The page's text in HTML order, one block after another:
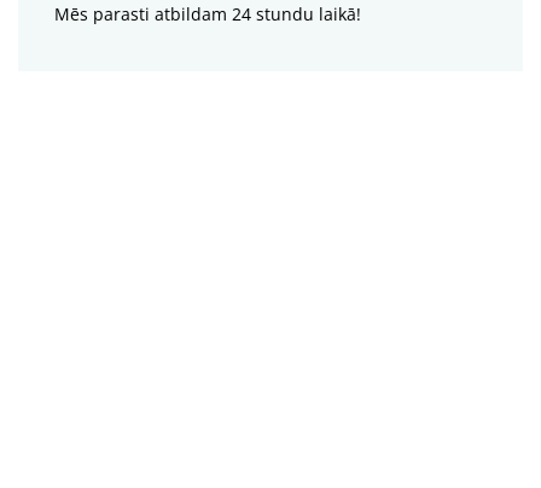
Mēs parasti atbildam 24 stundu laikā!